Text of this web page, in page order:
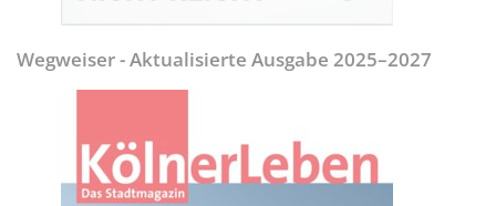
Wegweiser - Aktualisierte Ausgabe 2025–2027